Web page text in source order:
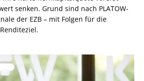
senken. Grund sind nach PLATOW-
der EZB – mit Folgen für die